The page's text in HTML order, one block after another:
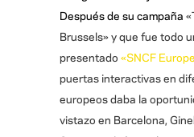
Después de su campaña
Brussels» y que fue todo
presentado «SNCF
puertas interactivas en
europeos daba la
vistazo en Barcelona,